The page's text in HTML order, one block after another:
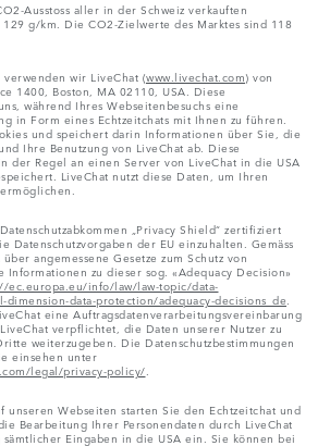
Ausstoss aller in der Schweiz verkauften
129 g/km. Die CO2-Zielwerte des Marktes sind 118
wir LiveChat (www.livechat.com) von
1400, Boston, MA 02110, USA. Diese
während Ihres Webseitenbesuchs eine
in Form eines Echtzeitchats mit Ihnen zu führen.
und speichert darin Informationen über Sie, die
Ihre Benutzung von LiveChat ab. Diese
der Regel an einen Server von LiveChat in die USA
LiveChat nutzt diese Daten, um Ihren
„Privacy Shield“ zertifiziert
Datenschutzvorgaben der EU einzuhalten. Gemäss
angemessene Gesetze zum Schutz von
Informationen zu dieser sog. «Adequacy Decision»
ec.europa.eu/info/law/law-topic/data-
data-protection/adequacy-decisions_de.
eine Auftragsdatenverarbeitungsvereinbarung
verpflichtet, die Daten unserer Nutzer zu
weiterzugeben. Die Datenschutzbestimmungen
einsehen unter
legal/privacy-policy/.
unseren Webseiten starten Sie den Echtzeitchat und
Bearbeitung Ihrer Personendaten durch LiveChat
Eingaben in die USA ein. Sie können bei